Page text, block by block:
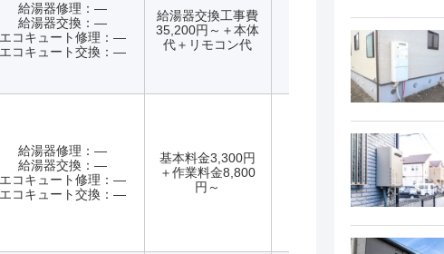
給湯器修理：―
給湯器交換：―
エコキュート修理：―
エコキュート交換：―
給湯器交換工事費
35,200円～＋本体
代＋リモコン代
記載なし
給湯器修理：―
給湯器交換：―
エコキュート修理：―
エコキュート交換：―
基本料金3,300円
＋作業料金8,800
円～
最短30分